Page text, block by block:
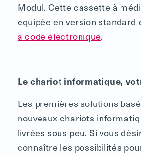
Modul. Cette cassette à
équipée en version standard
à code électronique.
Le chariot informatique,
Les premières solutions
nouveaux chariots
livrées sous peu. Si vous
connaître les possibilités